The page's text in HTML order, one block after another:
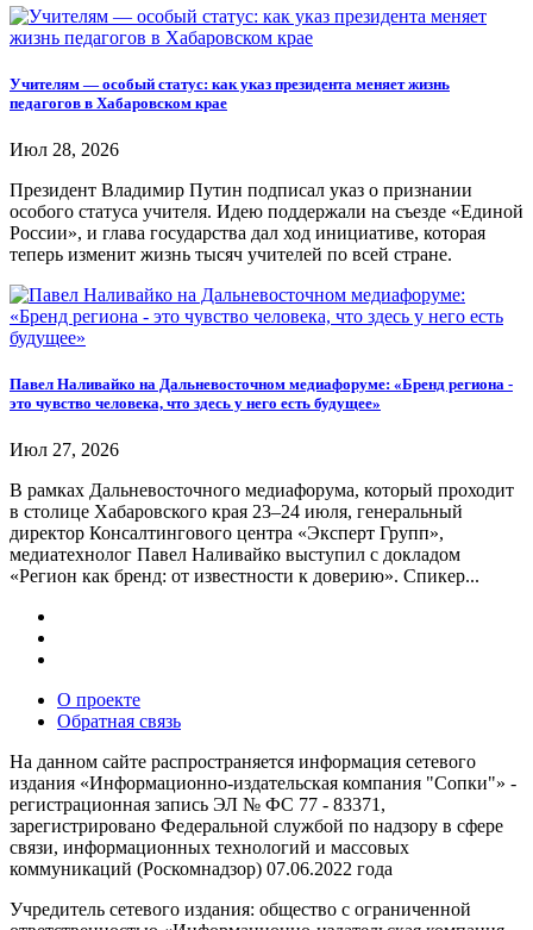
Учителям — особый статус: как указ президента меняет жизнь
педагогов в Хабаровском крае
Июл 28, 2026
Президент Владимир Путин подписал указ о признании
особого статуса учителя. Идею поддержали на съезде «Единой
России», и глава государства дал ход инициативе, которая
теперь изменит жизнь тысяч учителей по всей стране.
Павел Наливайко на Дальневосточном медиафоруме: «Бренд региона -
это чувство человека, что здесь у него есть будущее»
Июл 27, 2026
В рамках Дальневосточного медиафорума, который проходит
в столице Хабаровского края 23–24 июля, генеральный
директор Консалтингового центра «Эксперт Групп»,
медиатехнолог Павел Наливайко выступил с докладом
«Регион как бренд: от известности к доверию». Спикер...
О проекте
Обратная связь
На данном сайте распространяется информация сетевого
издания «Информационно-издательская компания "Сопки"» -
регистрационная запись ЭЛ № ФС 77 - 83371,
зарегистрировано Федеральной службой по надзору в сфере
связи, информационных технологий и массовых
коммуникаций (Роскомнадзор) 07.06.2022 года
Учредитель сетевого издания: общество с ограниченной